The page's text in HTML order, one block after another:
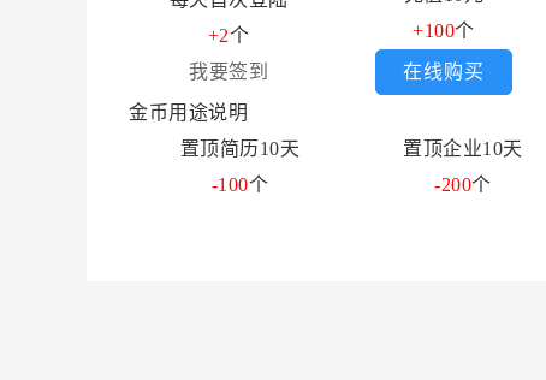
+2个
我要签到
+100个
在线购买
金币用途说明
置顶简历10天
置顶企业10天
-100个 -200个